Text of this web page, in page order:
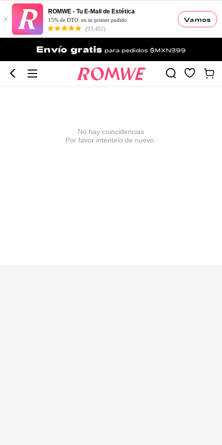
Vamos
×
ROMWE - Tu E-Mall de Estética
15% de DTO. en tu primer pedido
(93,402)
No hay coincidencias
Por favor inténtelo de nuevo.